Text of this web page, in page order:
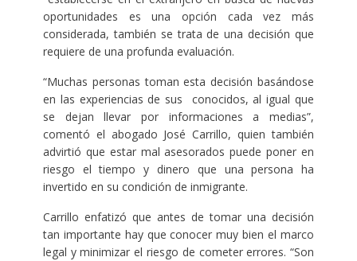
oportunidades es una opción cada vez más
considerada, también se trata de una decisión que
requiere de una profunda evaluación.
“Muchas personas toman esta decisión basándose
en las experiencias de sus conocidos, al igual que
se dejan llevar por informaciones a medias”,
comentó el abogado José Carrillo, quien también
advirtió que estar mal asesorados puede poner en
riesgo el tiempo y dinero que una persona ha
invertido en su condición de inmigrante.
Carrillo enfatizó que antes de tomar una decisión
tan importante hay que conocer muy bien el marco
legal y minimizar el riesgo de cometer errores. “Son